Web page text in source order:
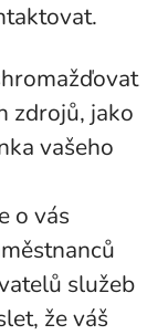
zdrojů, jako
vašeho
o vás
služeb
že váš